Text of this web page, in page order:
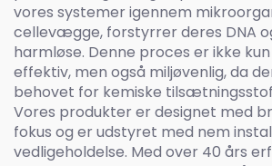
vores systemer igennem
cellevægge, forstyrrer deres DNA
harmløse. Denne proces er ikke
effektiv, men også miljøvenlig, da
behovet for kemiske
Vores produkter er designet med
fokus og er udstyret med nem
vedligeholdelse. Med over 40 års